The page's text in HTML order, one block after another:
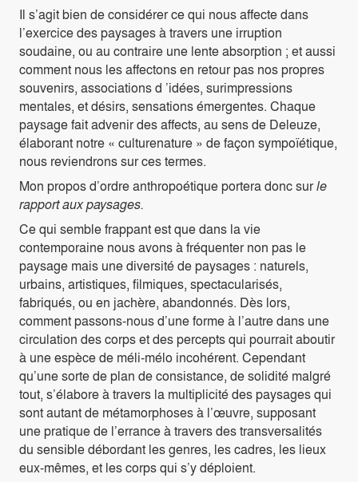
Il s’agit bien de considérer ce qui nous affecte dans
l’exercice des paysages à travers une irruption
soudaine, ou au contraire une lente absorption ; et aussi
comment nous les affectons en retour pas nos propres
souvenirs, associations d ’idées, surimpressions
mentales, et désirs, sensations émergentes. Chaque
paysage fait advenir des affects, au sens de Deleuze,
élaborant notre « culturenature » de façon sympoïétique,
nous reviendrons sur ces termes.
Mon propos d’ordre anthropoétique portera donc surle
rapport aux paysages.
Ce qui semble frappant est que dans la vie
contemporaine nous avons à fréquenter non pas le
paysage mais une diversité de paysages : naturels,
urbains, artistiques, filmiques, spectacularisés,
fabriqués, ou en jachère, abandonnés. Dès lors,
comment passons-nous d’une forme à l’autre dans une
circulation des corps et des percepts qui pourrait aboutir
à une espèce de méli-mélo incohérent. Cependant
qu’une sorte de plan de consistance, de solidité malgré
tout, s’élabore à travers la multiplicité des paysages qui
sont autant de métamorphoses à l’œuvre, supposant
une pratique de l’errance à travers des transversalités
du sensible débordant les genres, les cadres, les lieux
eux-mêmes, et les corps qui s’y déploient.